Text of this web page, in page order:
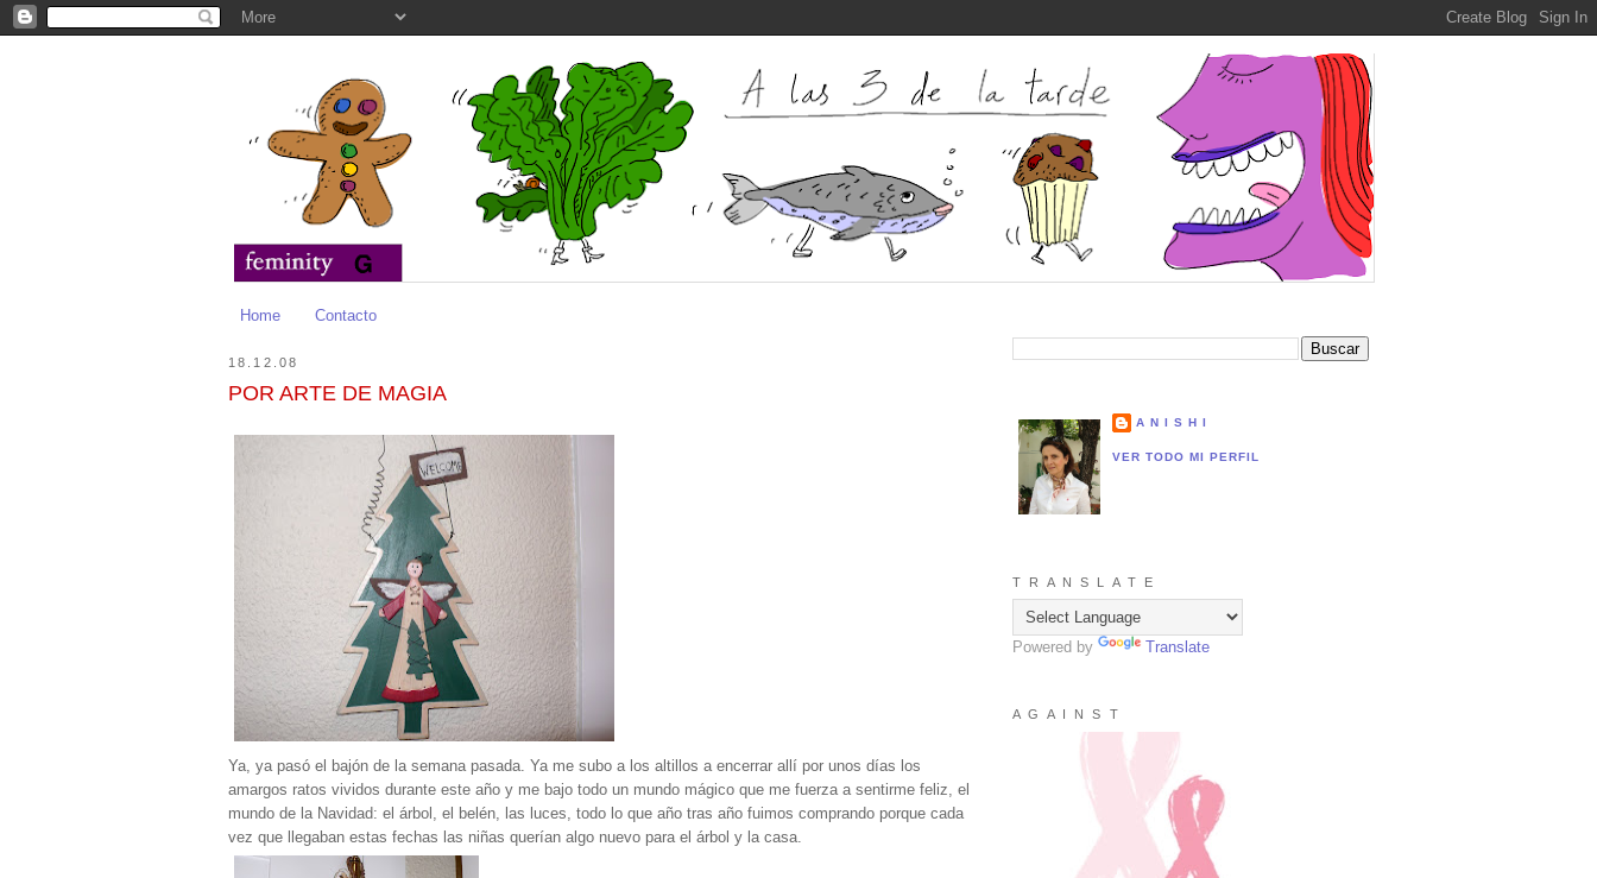
Home Contacto
18.12.08
POR ARTE DE MAGIA
Ya, ya pasó el bajón de la semana pasada. Ya me subo a los altillos a encerrar allí por unos días los
amargos ratos vividos durante este año y me bajo todo un mundo mágico que me fuerza a sentirme feliz, el
mundo de la Navidad: el árbol, el belén, las luces, todo lo que año tras año fuimos comprando porque cada
vez que llegaban estas fechas las niñas querían algo nuevo para el árbol y la casa.
A N I S H I
VER TODO MI PERFIL
T R A N S L A T E
Powered by Translate
A G A I N S T